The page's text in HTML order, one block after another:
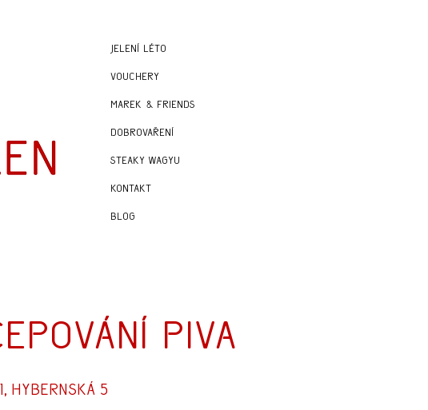
Jelení léto
Vouchery
Marek & Friends
Dobrovaření
Steaky wagyu
Kontakt
Blog
piva
Hybernská 5